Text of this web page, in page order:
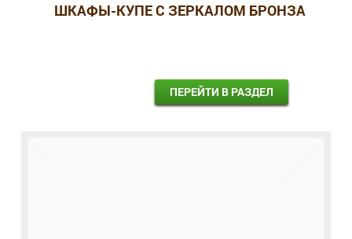
ШКАФЫ-КУПЕ С ЗЕРКАЛОМ БРОНЗА
ПЕРЕЙТИ В РАЗДЕЛ